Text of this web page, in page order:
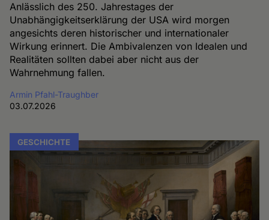
Anlässlich des 250. Jahrestages der
Unabhängigkeitserklärung der USA wird morgen
angesichts deren historischer und internationaler
Wirkung erinnert. Die Ambivalenzen von Idealen und
Realitäten sollten dabei aber nicht aus der
Wahrnehmung fallen.
Armin Pfahl-Traughber
03.07.2026
GESCHICHTE